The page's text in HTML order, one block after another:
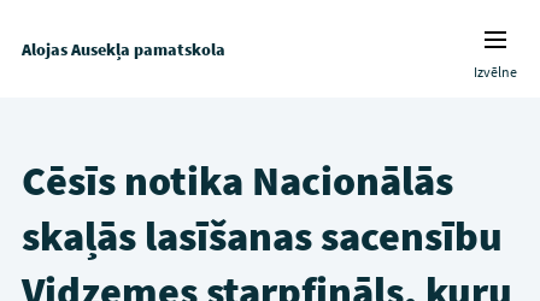
Alojas Ausekļa pamatskola
Izvēlne
Cēsīs notika Nacionālās
skaļās lasīšanas sacensību